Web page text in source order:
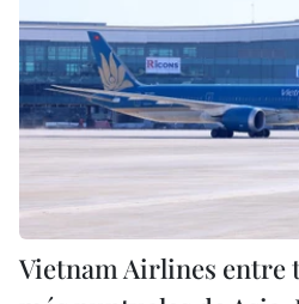
Vietnam Airlines entre